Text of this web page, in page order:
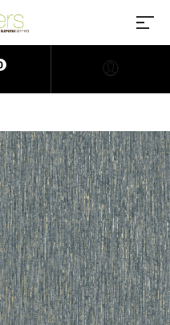
around the
to buy and sell
use smart design
creative skills or
With an
marketplace
an unlimited
service, Envato
like you get
0